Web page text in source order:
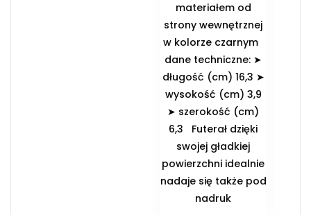
materiałem od
strony wewnętrznej
w kolorze czarnym
dane techniczne: ➤
długość (cm) 16,3 ➤
wysokość (cm) 3,9
➤ szerokość (cm)
6,3 Futerał dzięki
swojej gładkiej
powierzchni idealnie
nadaje się także pod
nadruk